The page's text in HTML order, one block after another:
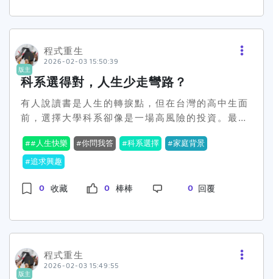
個機會，他們就能創造奇蹟。看了這麼感人的故
事，不免讓人想問：在台灣這個資源分配不均的社
會，資源是否應該更多地投注在有潛力但弱勢的孩
子身上，讓他們有能力改變自己的命運？#弱勢逆
襲 #證照達人 #家扶獎學金
卻未必真正對社會有貢獻。這種情況下，學者們在
決。大學之間也陷入排名競賽，犧牲長遠的學術影
響力。「追求質量、走入實務，才能讓學術真正有
力量。」這是吳誠文與鄭英耀的主張。 💥 這一波
改革聲浪讓不少學者心有戚戚焉。在社群平台上，
不少人拋出新想法：希望加強科研成果的社會應
用，不要再只做『象牙塔賽跑』。有人說，如果學
術可以解決產業問題，那才是真正的貢獻！值得注
意的是，有學界人士指出，目前多數升等制度裡量
化指標仍佔主流，未來若真如國科會所言推行，執
行層面的效果將成為考驗。想想看，教授們能不能
跳脫「數量」牢籠，真正推動質的革命，也許還需
學界能否撕下數字化、走向貢獻導向的創新之路
迎留言討論！ 🔥 #學術改革 #貢獻度 #論文數量 #
台灣教育
版主
程式重生
2026-02-03 15:50:39
科系選得對，人生少走彎路？
有人說讀書是人生的轉捩點，但在台灣的高中生面
前，選擇大學科系卻像是一場高風險的投資。最近
章，引發了超熱烈的討論！🔥這位網友在Dcard上
訴說他的困惑，似乎不論選擇醫學、電資還是法
少人開始思考：真的有什麼科系是畢業後能讓人最
「家庭背景」才是影響快樂的重要因素。「投胎要
投得好」、「家裡有礦的畢業後回家接班，超爽」
這些留言話題，讓許多人捧腹大笑之餘也不禁感
慨。對啊，大家都說家裡有錢才是快樂的必要條
#人生快樂 你問我答 科系選擇
家庭背景
追求興趣
0 收藏 0 棒棒 0 回覆
版主
程式重生
2026-02-03 15:49:55